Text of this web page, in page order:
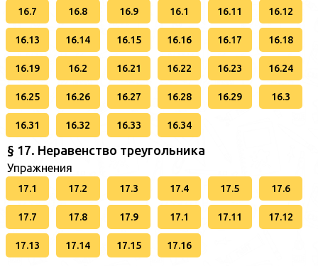
16.7 16.8 16.9 16.1 16.11 16.12
16.13 16.14 16.15 16.16 16.17 16.18
16.19 16.2 16.21 16.22 16.23 16.24
16.25 16.26 16.27 16.28 16.29 16.3
16.31 16.32 16.33 16.34
§ 17. Неравенство треугольника
Упражнения
17.1 17.2 17.3 17.4 17.5 17.6
17.7 17.8 17.9 17.1 17.11 17.12
17.13 17.14 17.15 17.16